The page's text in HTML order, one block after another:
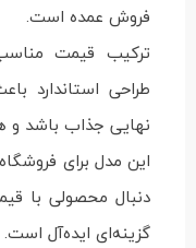
فروش عمده است.
ترکیب قیمت
طراحی استاندارد
نهایی جذاب باشد و
این مدل برای
دنبال محصولی با
گزینه‌ای ایده‌آل است.